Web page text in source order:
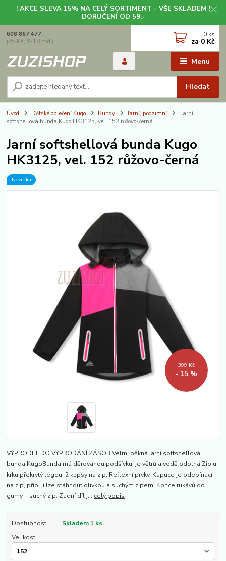
! AKCE SLEVA 15% NA CELÝ SORTIMENT - VŠE SKLADEM !
DORUČENÍ OD 59,-
Menu
Hledat
608 867 477
(Po-Pá, 9-18 hod.)
0 ks
za 0 Kč
Úvod Dětské oblečení Kugo Bundy Jarní, podzimní
Jarní
softshellová bunda Kugo HK3125, vel. 152 růžovo-černá
Jarní softshellová bunda Kugo
HK3125, vel. 152 růžovo-černá
Novinka
399 Kč
- 15 %
VÝPRODEJ! DO VYPRODÁNÍ ZÁSOB Velmi pěkná jarní softshellová
bunda KugoBunda má děrovanou podšívku, je větrů a vodě odolná.Zip u
krku překrytý légou, 2 kapsy na zip. Reflexní prvky. Kapuce je odepínací
na zip, příp. ji lze stáhnout olivkou a suchým zipem. Konce rukávů do
gumy + suchý zip. Zadní díl j... celý popis
Dostupnost
Skladem 1 ks
Velikost